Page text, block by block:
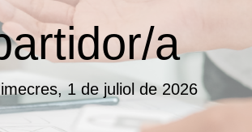
a
1 de juliol de 2026